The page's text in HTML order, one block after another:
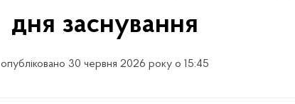
дня заснування
опубліковано 30 червня 2026 року о 15:45